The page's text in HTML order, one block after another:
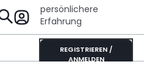
persönlichere
Erfahrung
REGISTRIEREN /
ANMELDEN